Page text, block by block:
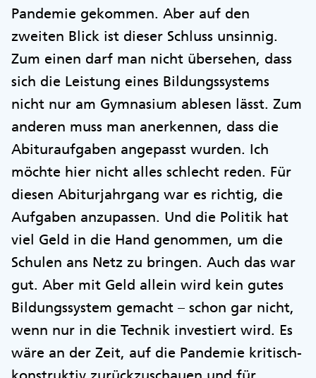
Pandemie gekommen. Aber auf den
zweiten Blick ist dieser Schluss unsinnig.
Zum einen darf man nicht übersehen, dass
sich die Leistung eines Bildungssystems
nicht nur am Gymnasium ablesen lässt. Zum
anderen muss man anerkennen, dass die
Abituraufgaben angepasst wurden. Ich
möchte hier nicht alles schlecht reden. Für
diesen Abiturjahrgang war es richtig, die
Aufgaben anzupassen. Und die Politik hat
viel Geld in die Hand genommen, um die
Schulen ans Netz zu bringen. Auch das war
gut. Aber mit Geld allein wird kein gutes
Bildungssystem gemacht – schon gar nicht,
wenn nur in die Technik investiert wird. Es
wäre an der Zeit, auf die Pandemie kritisch-